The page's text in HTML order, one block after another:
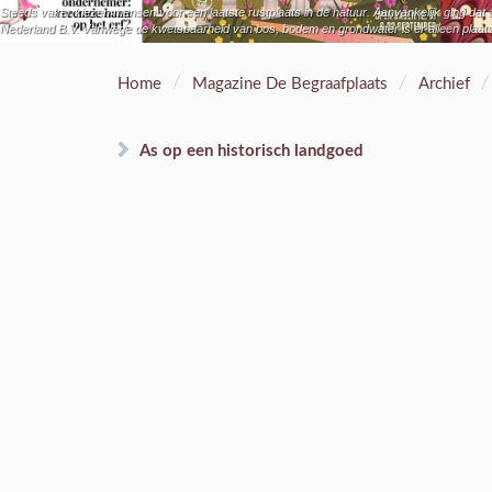
Steeds vaker kiezen mensen voor een laatste rustplaats in de natuur. Aanvankelijk ging
Nederland B.V. Vanwege de kwetsbaarheid van bos, bodem en grondwater is er alleen
Home / Magazine De Begraafplaats / Archief /
As op een historisch landgoed